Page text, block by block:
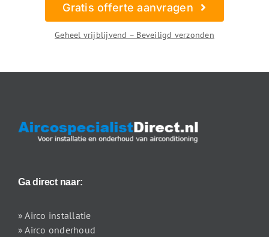
Gratis offerte aanvragen
Geheel vrijblijvend – Beveiligd verzonden
Ga direct naar:
» Airco installatie
» Airco onderhoud